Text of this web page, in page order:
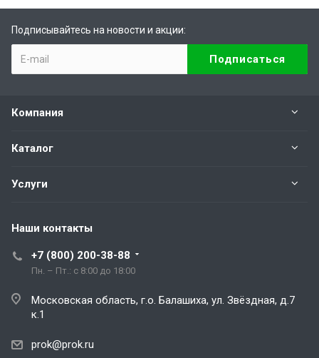
Подписывайтесь на новости и акции:
Компания
Каталог
Услуги
Наши контакты
+7 (800) 200-38-88
Пн. – Пт.: с 8:00 до 18:00
Московская область, г.о. Балашиха, ул. Звёздная, д.7
к.1
prok@prok.ru